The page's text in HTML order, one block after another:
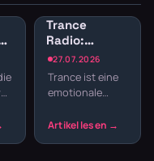
27.07.2026
Trance
Radio:
Melodischer
elektronischer
Sound für
Trance ist eine
emotionale
Build-ups,